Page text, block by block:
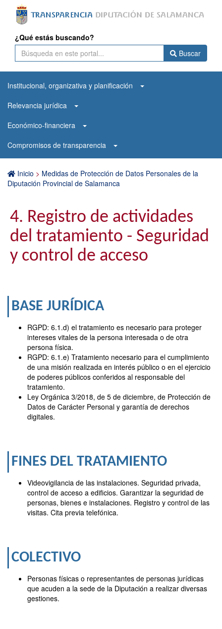
¿Qué estás buscando?
Buscar
Institucional, organizativa y planificación
Relevancia jurídica
Económico-financiera
Compromisos de transparencia
Inicio > Medidas de Protección de Datos Personales de la
Diputación Provincial de Salamanca
4. Registro de actividades
del tratamiento - Seguridad
y control de acceso
BASE JURÍDICA
RGPD: 6.1.d) el tratamiento es necesario para proteger
intereses vitales de la persona interesada o de otra
persona física.
RGPD: 6.1.e) Tratamiento necesario para el cumplimiento
de una misión realizada en interés público o en el ejercicio
de poderes públicos conferidos al responsable del
tratamiento.
Ley Orgánica 3/2018, de 5 de diciembre, de Protección de
Datos de Carácter Personal y garantía de derechos
digitales.
FINES DEL TRATAMIENTO
Videovigilancia de las instalaciones. Seguridad privada,
control de acceso a edificios. Garantizar la seguridad de
personas, bienes e instalaciones. Registro y control de las
visitas. Cita previa telefónica.
COLECTIVO
Personas físicas o representantes de personas jurídicas
que acuden a la sede de la Diputación a realizar diversas
gestiones.